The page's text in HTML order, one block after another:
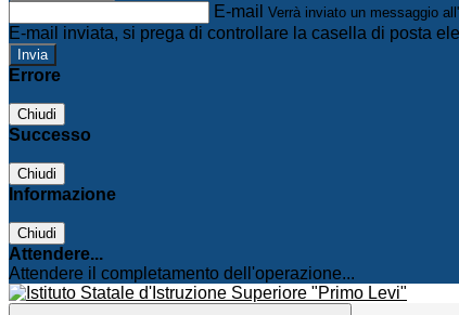
E-mail Verrà inviato un messaggio
E-mail inviata, si prega di controllare la casella di posta
Errore
Chiudi
Successo
Chiudi
Informazione
Chiudi
Attendere...
Attendere il completamento dell'operazione...